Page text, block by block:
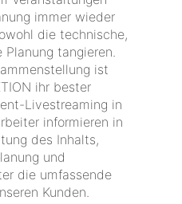
immer wieder
die technische,
tangieren.
ist
ihr bester
Livestreaming in
informieren in
des Inhalts,
und
die umfassende
Kunden.